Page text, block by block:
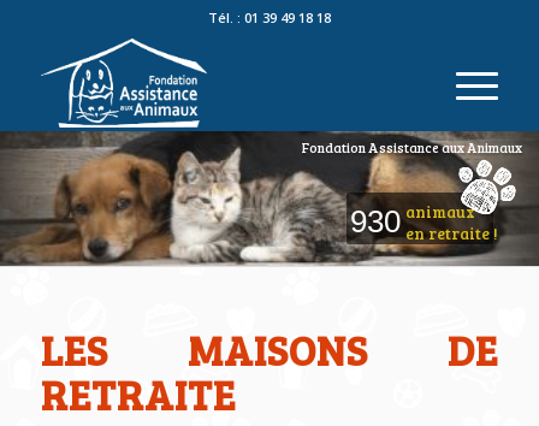
Tél. : 01 39 49 18 18
930 animaux
en retraite !
Fondation Assistance aux Animaux
LES MAISONS DE
RETRAITE